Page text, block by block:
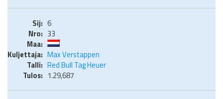
6
33
Max Verstappen
Red Bull Tag Heuer
1.29,687